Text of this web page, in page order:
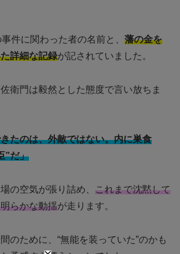
件に関わった者の名前と、 藩の金を
詳細な記録が記されていました。
衛門は毅然とした態度で言い放ちま
たのは、外敵ではない。内に巣食
”だ」
の空気が張り詰め、 これまで沈黙して
らかな動揺が走ります。
のために、“無能を装っていた”のかも